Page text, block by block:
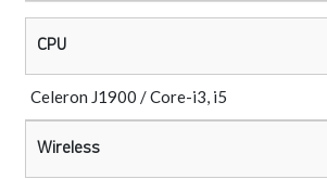
CPU
Celeron J1900 / Core-i3, i5
Wireless